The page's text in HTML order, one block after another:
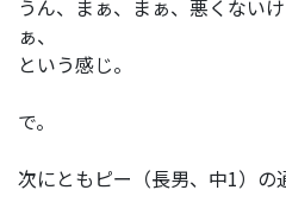
うん、まぁ、まぁ、悪くない
ぁ、
という感じ。
で。
次にともピー（長男、中1）の